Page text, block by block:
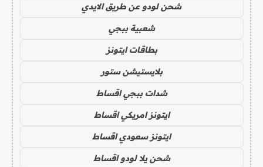
شحن لودو عن طريق الايدي
شعبية ببجي
بطاقات ايتونز
بلايستيشن ستور
شدات ببجي اقساط
ايتونز امريكي اقساط
ايتونز سعودي اقساط
شحن يلا لودو اقساط